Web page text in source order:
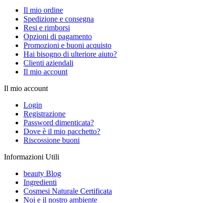
Il mio ordine
Spedizione e consegna
Resi e rimborsi
Opzioni di pagamento
Promozioni e buoni acquisto
Hai bisogno di ulteriore aiuto?
Clienti aziendali
Il mio account
Il mio account
Login
Registrazione
Password dimenticata?
Dove è il mio pacchetto?
Riscossione buoni
Informazioni Utili
beauty Blog
Ingredienti
Cosmesi Naturale Certificata
Noi e il nostro ambiente